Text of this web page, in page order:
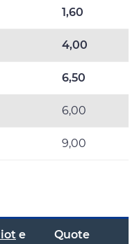
1,60
4,00
6,50
6,00
9,00
e
Quote